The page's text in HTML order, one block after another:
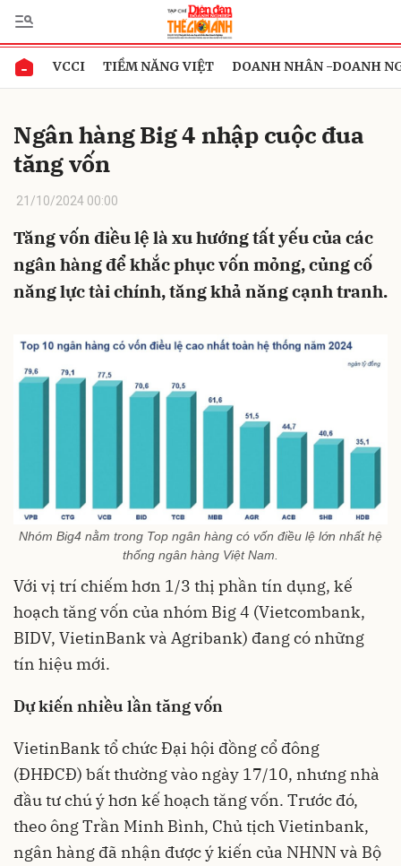
VCCI TIỀM NĂNG VIỆT DOANH NHÂN -DOANH
Ngân hàng Big 4 nhập cuộc đua
tăng vốn
21/10/2024 00:00
Tăng vốn điều lệ là xu hướng tất yếu của các
ngân hàng để khắc phục vốn mỏng, củng cố
năng lực tài chính, tăng khả năng cạnh tranh.
Nhóm Big4 nằm trong Top ngân hàng có vốn điều lệ lớn nhất hệ
thống ngân hàng Việt Nam.
Với vị trí chiếm hơn 1/3 thị phần tín dụng, kế
hoạch tăng vốn của nhóm Big 4 (Vietcombank,
BIDV, VietinBank và Agribank) đang có những
tín hiệu mới.
Dự kiến nhiều lần tăng vốn
VietinBank tổ chức Đại hội đồng cổ đông
(ĐHĐCĐ) bất thường vào ngày 17/10, nhưng nhà
đầu tư chú ý hơn kế hoạch tăng vốn. Trước đó,
theo ông Trần Minh Bình, Chủ tịch Vietinbank,
ngân hàng đã nhận được ý kiến của NHNN và Bộ
Gửi bình luận
Hủy Gửi